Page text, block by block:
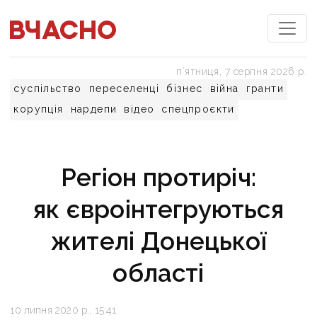
суспільство переселенці бізнес війна
гранти
корупція
нардепи відео спецпроєкти
пʼятниця, 7 серпня 2026 р.
Регіон протиріч:
як євроінтегруються
жителі Донецької
області
10 липня 2020 р., 15:41